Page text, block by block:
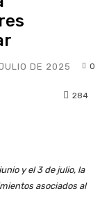
DE 2025 0
284
y el 3 de julio, la
asociados al